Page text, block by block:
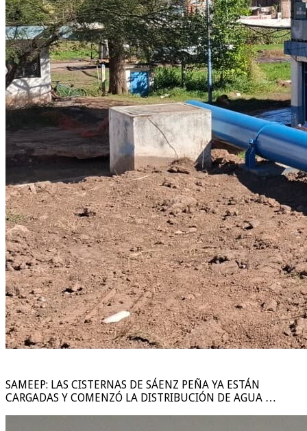
SAMEEP: LAS CISTERNAS DE SÁENZ PEÑA YA ESTÁN
CARGADAS Y COMENZÓ LA DISTRIBUCIÓN DE AGUA …